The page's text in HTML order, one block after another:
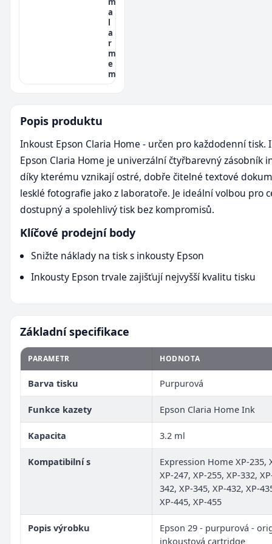
a
l
a
r
m
e
m
Popis produktu
Inkoust Epson Claria Home - určen pro každodenní tisk.
Epson Claria Home je univerzální čtyřbarevný zásobník
díky kterému vznikají ostré, dobře čitelné textové
lesklé fotografie jako z laboratoře. Je ideální volbou pro
dostupný a spolehlivý tisk bez kompromisů.
Klíčové prodejní body
Snižte náklady na tisk s inkousty Epson
Inkousty Epson trvale zajišťují nejvyšší kvalitu tisku
Základní specifikace
PARAMETR HODNOTA
Barva tisku Purpurová
Funkce kazety Epson Claria Home Ink
Kapacita 3.2 ml
Kompatibilní s
Expression Home XP-235,
XP-247, XP-255, XP-332,
342, XP-345, XP-432, XP-
XP-445, XP-455
Popis výrobku
Epson 29 - purpurová -
inkoustová cartridge